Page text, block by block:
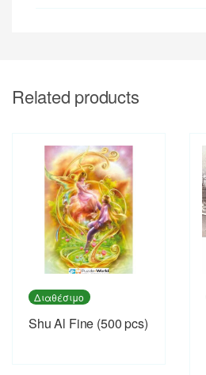
Related products
Διαθέσιμο
Shu Al Fine (500 pcs)